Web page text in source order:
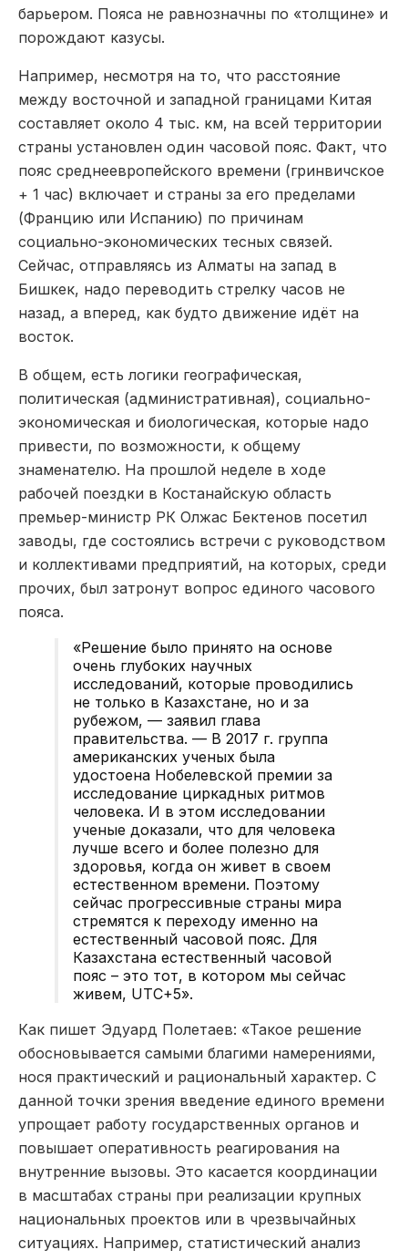
барьером. Пояса не равнозначны по «толщине» и
порождают казусы.
Например, несмотря на то, что расстояние
между восточной и западной границами Китая
составляет около 4 тыс. км, на всей территории
страны установлен один часовой пояс. Факт, что
пояс среднеевропейского времени (гринвичское
+ 1 час) включает и страны за его пределами
(Францию или Испанию) по причинам
социально-экономических тесных связей.
Сейчас, отправляясь из Алматы на запад в
Бишкек, надо переводить стрелку часов не
назад, а вперед, как будто движение идёт на
восток.
В общем, есть логики географическая,
политическая (административная), социально-
экономическая и биологическая, которые надо
привести, по возможности, к общему
знаменателю. На прошлой неделе в ходе
рабочей поездки в Костанайскую область
премьер-министр РК Олжас Бектенов посетил
заводы, где состоялись встречи с руководством
и коллективами предприятий, на которых, среди
прочих, был затронут вопрос единого часового
пояса.
«Решение было принято на основе
очень глубоких научных
исследований, которые проводились
не только в Казахстане, но и за
рубежом, — заявил глава
правительства. — В 2017 г. группа
американских ученых была
удостоена Нобелевской премии за
исследование циркадных ритмов
человека. И в этом исследовании
ученые доказали, что для человека
лучше всего и более полезно для
здоровья, когда он живет в своем
естественном времени. Поэтому
сейчас прогрессивные страны мира
стремятся к переходу именно на
естественный часовой пояс. Для
Казахстана естественный часовой
пояс – это тот, в котором мы сейчас
живем, UTC+5».
Как пишет Эдуард Полетаев: «Такое решение
обосновывается самыми благими намерениями,
нося практический и рациональный характер. С
данной точки зрения введение единого времени
упрощает работу государственных органов и
повышает оперативность реагирования на
внутренние вызовы. Это касается координации
в масштабах страны при реализации крупных
национальных проектов или в чрезвычайных
ситуациях. Например, статистический анализ